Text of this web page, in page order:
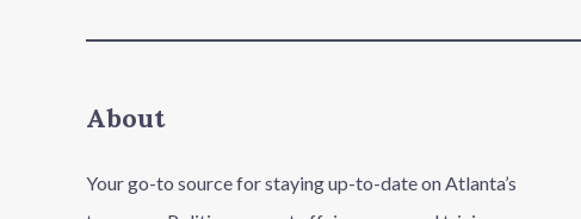
About
Your go-to source for staying up-to-date on Atlanta’s